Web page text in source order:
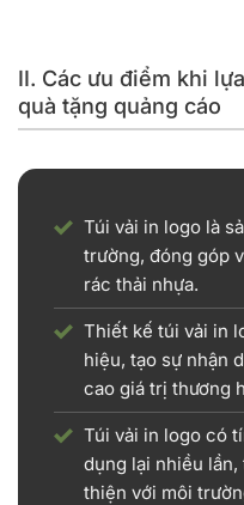
II. Các ưu điểm khi
quà tặng quảng cáo
Túi vải in logo là
trường, đóng góp
rác thải nhựa.
Thiết kế túi vải in
hiệu, tạo sự nhận
cao giá trị thương
Túi vải in logo có
dụng lại nhiều
thiện với môi